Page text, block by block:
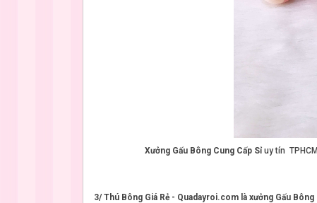
Xưởng Gấu Bông Cung Cấp Sỉ uy tín
3/ Thú Bông Giá Rẻ - Quadayroi.com là xưởng Gấu